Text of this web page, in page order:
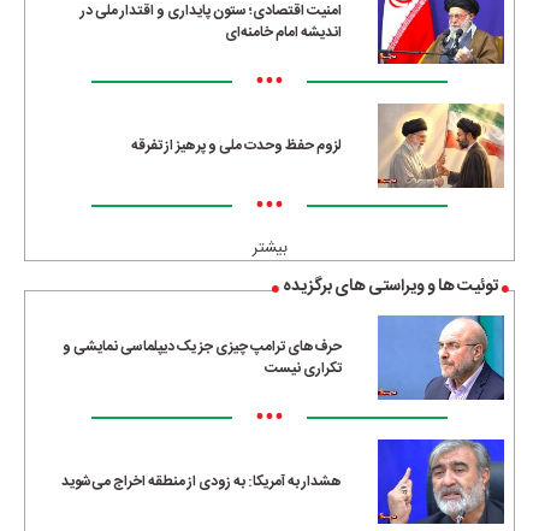
امنیت اقتصادی؛ ستون پایداری و اقتدار ملی در
اندیشه امام خامنه‌ای
•••
لزوم حفظ وحدت ملی و پرهیز از تفرقه
•••
بیشتر
توئیت ها و ویراستی های برگزیده
حرف‌های ترامپ چیزی جز یک دیپلماسی نمایشی و
تکراری نیست
•••
هشدار به آمریکا: به زودی از منطقه اخراج می‌شوید